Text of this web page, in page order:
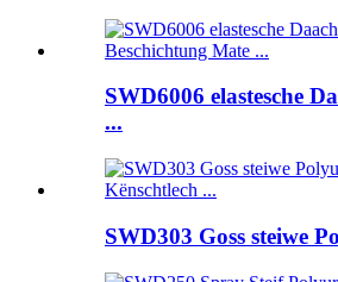
SWD6006 elastesche
...
SWD303 Goss steiwe